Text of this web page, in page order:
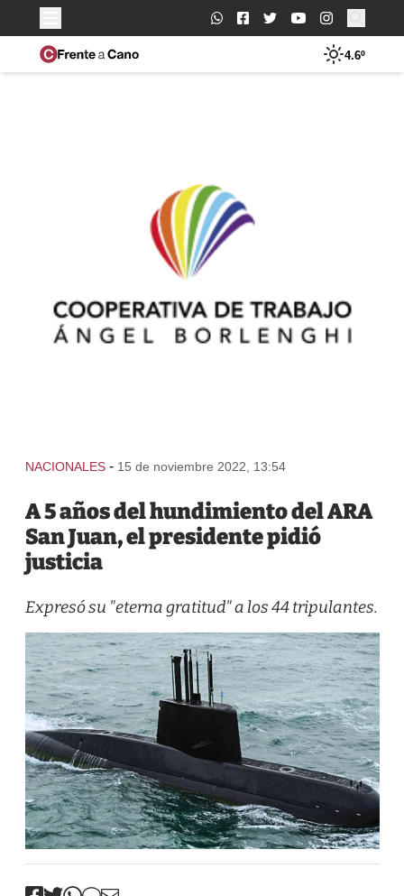
Buscar:
4.6º
NACIONALES - 15 de noviembre 2022, 13:54
A 5 años del hundimiento del ARA
San Juan, el presidente pidió
justicia
Expresó su "eterna gratitud" a los 44 tripulantes.